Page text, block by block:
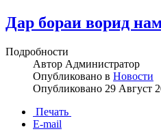
Дар бораи ворид
Подробности
Автор Администратор
Опубликовано в Новости
Опубликовано 29 Август
Печать
E-mail